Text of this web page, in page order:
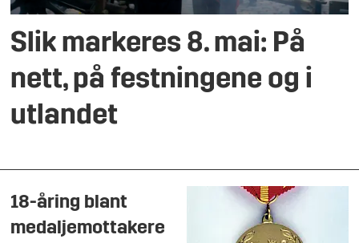
Slik markeres 8. mai: På
nett, på festningene og i
utlandet
18-åring blant
medaljemottakere